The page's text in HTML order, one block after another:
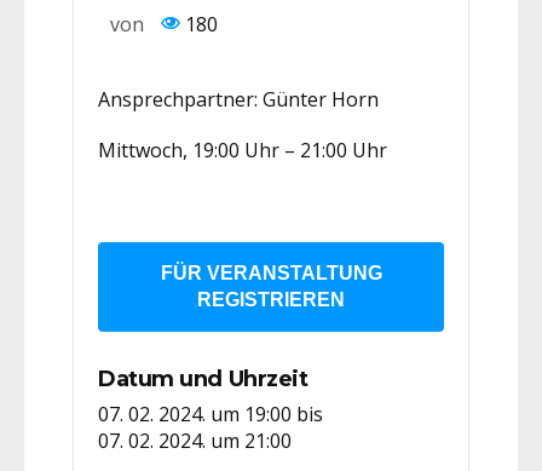
von 180
Ansprechpartner: Günter Horn
Mittwoch, 19:00 Uhr – 21:00 Uhr
FÜR VERANSTALTUNG
REGISTRIEREN
Datum und Uhrzeit
07. 02. 2024. um 19:00 bis
07. 02. 2024. um 21:00